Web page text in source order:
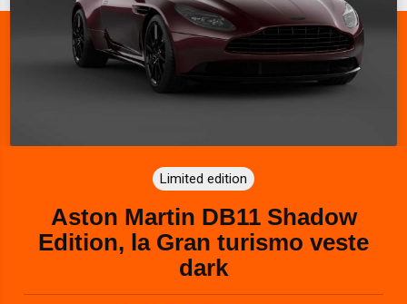
Limited edition
Aston Martin DB11 Shadow
Edition, la Gran turismo veste
dark